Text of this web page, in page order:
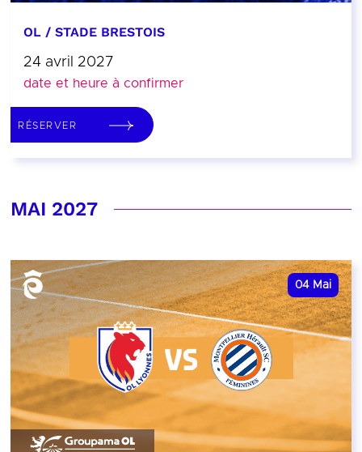
OL / STADE BRESTOIS
24 avril 2027
date et heure à confirmer
RÉSERVER
MAI 2027
04 Mai